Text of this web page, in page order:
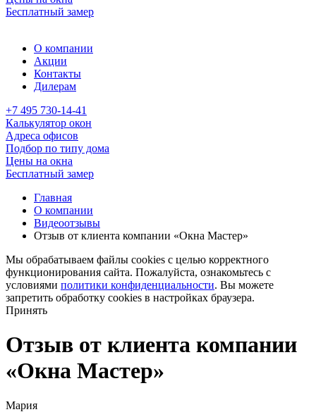
Бесплатный замер
О компании
Акции
Контакты
Дилерам
+7 495 730-14-41
Калькулятор окон
Адреса офисов
Подбор по типу дома
Цены на окна
Бесплатный замер
Главная
О компании
Видеоотзывы
Отзыв от клиента компании «Окна Мастер»
Мы обрабатываем файлы cookies с целью корректного
функционирования сайта. Пожалуйста, ознакомьтесь с
условиями политики конфиденциальности. Вы можете
запретить обработку cookies в настройках браузера.
Принять
Отзыв от клиента компании
«Окна Мастер»
Мария